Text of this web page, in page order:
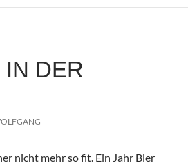
DER
nicht mehr so fit. Ein Jahr Bier